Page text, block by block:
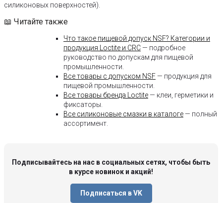
силиконовых поверхностей).
📖 Читайте также
Что такое пищевой допуск NSF? Категории и
продукция Loctite и CRC— подробное
руководство по допускам для пищевой
промышленности.
Все товары с допуском NSF— продукция для
пищевой промышленности.
Все товары бренда Loctite— клеи, герметики и
фиксаторы.
Все силиконовые смазки в каталоге— полный
ассортимент.
Подписывайтесь на нас в социальных сетях, чтобы быть
в курсе новинок и акций!
Подписаться в VK